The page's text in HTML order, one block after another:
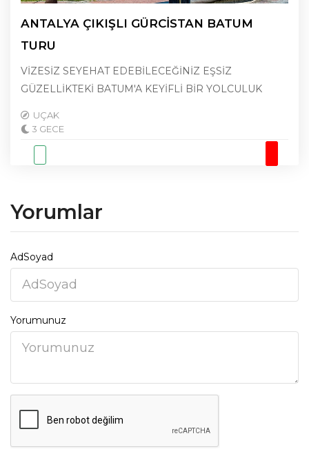
ANTALYA ÇIKIŞLI GÜRCİSTAN BATUM
TURU
VİZESİZ SEYEHAT EDEBİLECEĞİNİZ EŞSİZ
GÜZELLİKTEKİ BATUM'A KEYİFLİ BİR YOLCULUK
UÇAK
3 GECE
Yorumlar
AdSoyad
Yorumunuz